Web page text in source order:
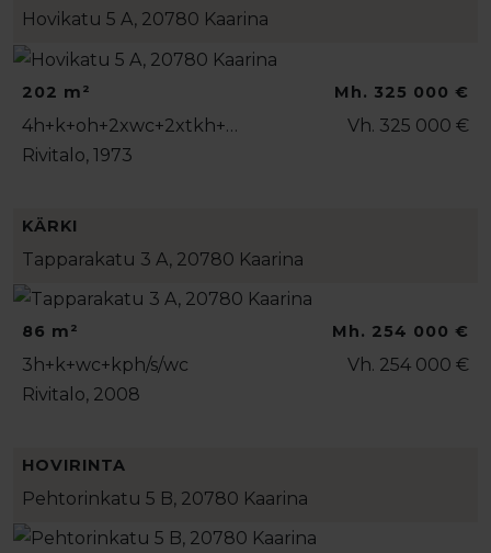
Hovikatu 5 A, 20780 Kaarina
202 m²
4h+k+oh+2xwc+2xtkh+…
Rivitalo, 1973
Mh. 325 000 €
Vh. 325 000 €
KÄRKI
Tapparakatu 3 A, 20780 Kaarina
86 m²
3h+k+wc+kph/s/wc
Rivitalo, 2008
Mh. 254 000 €
Vh. 254 000 €
HOVIRINTA
Pehtorinkatu 5 B, 20780 Kaarina